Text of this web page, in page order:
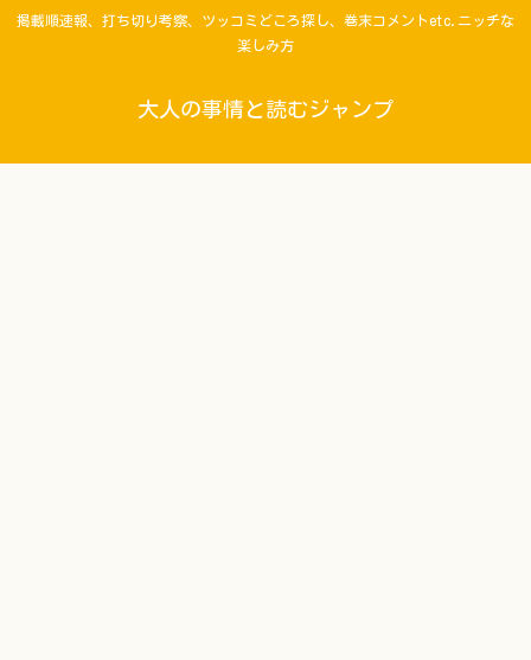
掲載順速報、打ち切り考察、ツッコミどころ探し、巻末コメントetc.ニッチな
楽しみ方
大人の事情と読むジャンプ